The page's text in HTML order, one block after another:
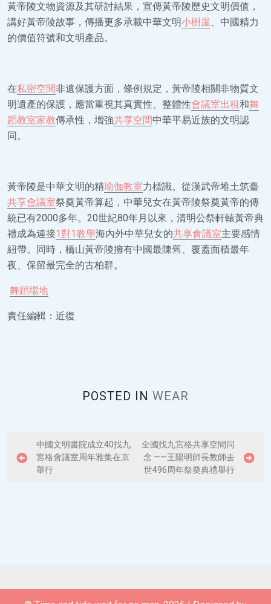
黃帝陵文物資源及其研討結果，宣傳黃帝陵歷史文明價值，
講好黃帝陵故事，傳播更多承載中華文明小樹屋、中國精力
的價值符號和文明產品。
在私密空間非遺保護方面，條例規定，黃帝陵相關非物質文
明遺產的保護，應當重視其真實性、整體性會議室出租和舞
蹈教室家教傳承性，增強共享空間中華平易近族的文明認
同。
黃帝陵是中華文明的精瑜伽教室力標識。從漢武帝堆土筑臺
共享會議室祭奠黃帝算起，中華兒女在黃帝陵祭奠黃帝的傳
統已有2000多年。20世紀80年月以來，清明公祭軒轅黃帝典
禮成為連接1對1教學海內外中華兒女的共享會議室主要感情
紐帶。同時，橋山黃帝陵擁有中國最陳舊、覆蓋面積最年
夜、保留最完全的古柏群。
舞蹈場地
責任編輯：近復
POSTED IN WEAR
o
g
中國文明書院成立40找九
宮格會議室周年雅集在京
舉行
全國找九宮格共享空間同
念 ——王陽明師長教師去
世496周年祭奠典禮舉行